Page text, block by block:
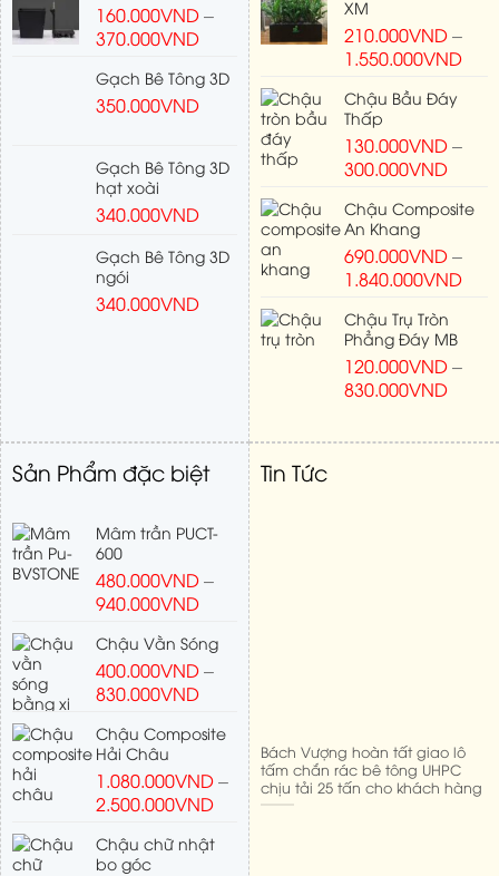
160.000VND–
370.000VND
Gạch Bê Tông 3D
350.000VND
Gạch Bê Tông 3D
hạt xoài
340.000VND
Gạch Bê Tông 3D
ngói
340.000VND
XM
210.000VND–
1.550.000VND
Chậu Bầu Đáy
Thấp
130.000VND–
300.000VND
Chậu Composite
An Khang
690.000VND–
1.840.000VND
Chậu Trụ Tròn
Phẳng Đáy MB
120.000VND–
830.000VND
Sản Phẩm đặc biệt
Mâm trần PUCT-
600
480.000VND–
940.000VND
Chậu Vằn Sóng
400.000VND–
830.000VND
Chậu Composite
Hải Châu
1.080.000VND–
2.500.000VND
Chậu chữ nhật
bo góc
Tin Tức
Bách Vượng hoàn tất giao lô
tấm chắn rác bê tông UHPC
chịu tải 25 tấn cho khách hàng